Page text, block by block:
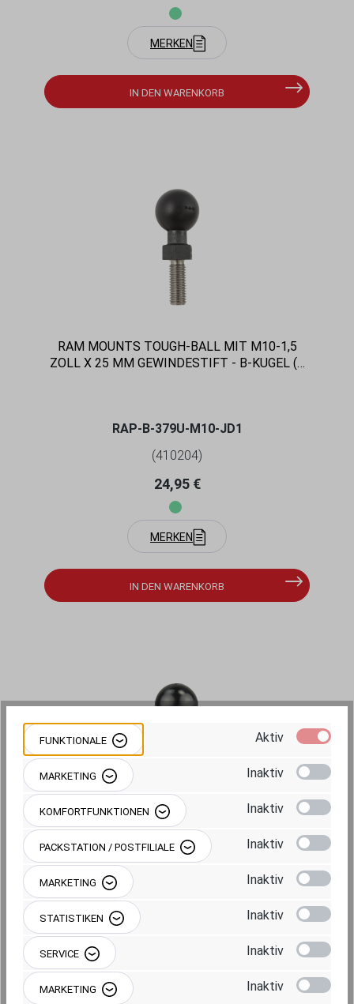
MERKEN
IN DEN WARENKORB
RAM MOUNTS TOUGH-BALL MIT M10-1,5
ZOLL X 25 MM GEWINDESTIFT - B-KUGEL (1
RAP-B-379U-M10-JD1
(410204)
Regulärer Preis:
24,95 €
MERKEN
IN DEN WARENKORB
RAM MOUNTS DOPPEL-ROHR-KLEMME - C-
KUGEL (1,5 ZOLL), DURCHMESSER 19,1-25,4
RAM-235-2U
FUNKTIONALE Aktiv
MARKETING Inaktiv
KOMFORTFUNKTIONEN Inaktiv
PACKSTATION / POSTFILIALE Inaktiv
MARKETING Inaktiv
STATISTIKEN Inaktiv
SERVICE Inaktiv
MARKETING Inaktiv